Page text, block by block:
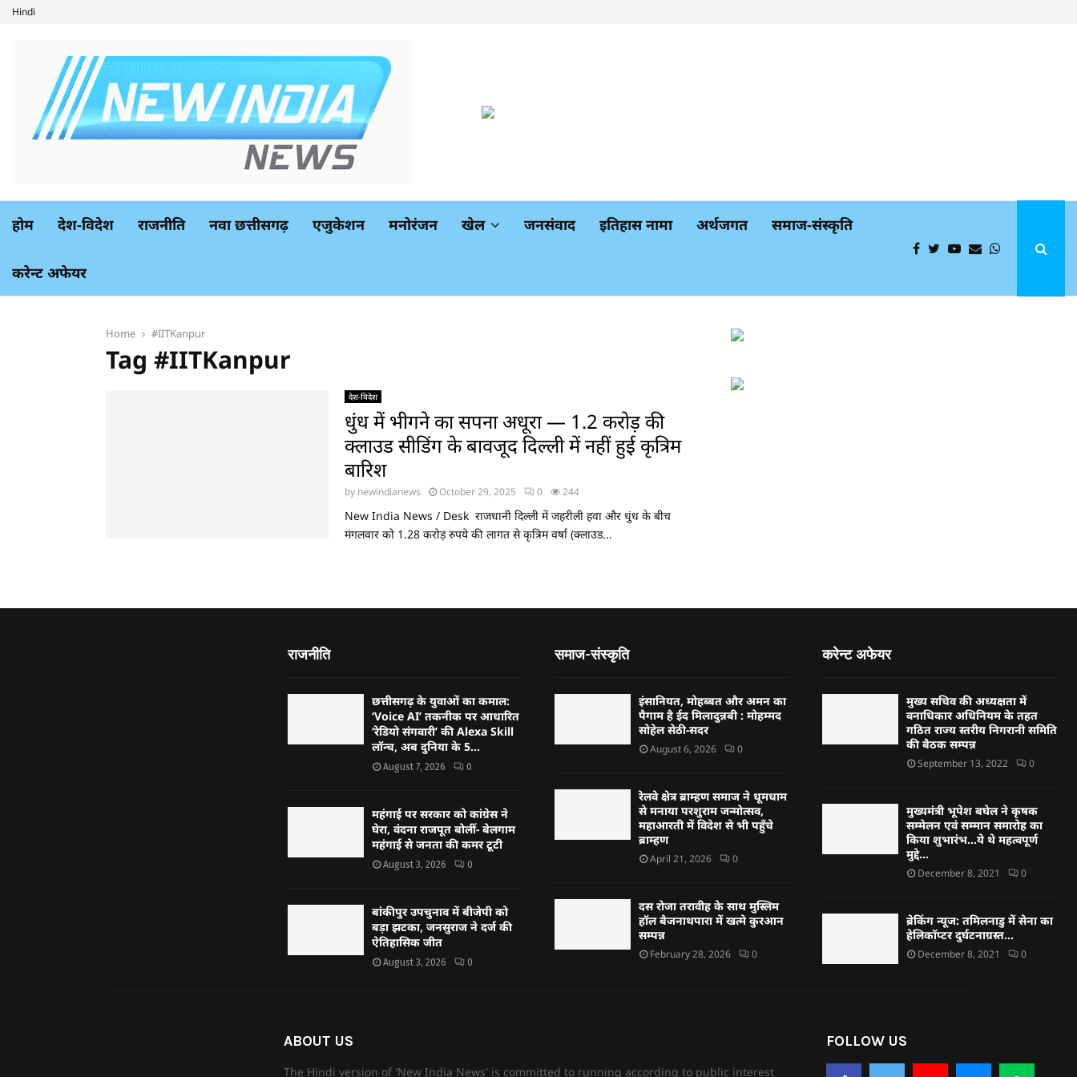
Hindi
होम देश-विदेश राजनीति नवा छत्तीसगढ़ एजुकेशन मनोरंजन खेल जनसंवाद इतिहास नामा अर्थजगत समाज-संस्कृति
करेन्ट अफेयर
Home #IITKanpur
Tag #IITKanpur
देश-विदेश
धुंध में भीगने का सपना अधूरा — 1.2 करोड़ की
क्लाउड सीडिंग के बावजूद दिल्ली में नहीं हुई कृत्रिम
बारिश
by newindianews October 29, 2025 0 244
New India News / Desk राजधानी दिल्ली में जहरीली हवा और धुंध के बीच
मंगलवार को 1.28 करोड़ रुपये की लागत से कृत्रिम वर्षा (क्लाउड...
राजनीति
छत्तीसगढ़ के युवाओं का कमाल:
‘Voice AI’ तकनीक पर आधारित
‘रेडियो संगवारी’ की Alexa Skill
लॉन्च, अब दुनिया के 5...
August 7, 2026 0
महंगाई पर सरकार को कांग्रेस ने
घेरा, वंदना राजपूत बोलीं- बेलगाम
महंगाई से जनता की कमर टूटी
August 3, 2026 0
बांकीपुर उपचुनाव में बीजेपी को
बड़ा झटका, जनसुराज ने दर्ज की
ऐतिहासिक जीत
August 3, 2026 0
समाज-संस्कृति
इंसानियत, मोहब्बत और अमन का
पैगाम है ईद मिलादुन्नबी : मोहम्मद
सोहेल सेठी-सदर
August 6, 2026 0
रेलवे क्षेत्र ब्राम्हण समाज ने धूमधाम
से मनाया परशुराम जन्मोत्सव,
महाआरती में विदेश से भी पहुँचे
ब्राम्हण
April 21, 2026 0
दस रोजा तरावीह के साथ मुस्लिम
हॉल बैजनाथपारा में खत्मे कुरआन
सम्पन्न
February 28, 2026 0
करेन्ट अफेयर
मुख्य सचिव की अध्यक्षता में
वनाधिकार अधिनियम के तहत
गठित राज्य स्तरीय निगरानी समिति
की बैठक सम्पन्न
September 13, 2022 0
मुख्यमंत्री भूपेश बघेल ने कृषक
सम्मेलन एवं सम्मान समारोह का
किया शुभारंभ…ये थे महत्वपूर्ण
मुद्दे…
December 8, 2021 0
ब्रेकिंग न्यूज: तमिलनाडु में सेना का
हेलिकॉप्टर दुर्घटनाग्रस्त…
December 8, 2021 0
ABOUT US
The Hindi version of 'New India News' is committed to running according to public interest
FOLLOW US